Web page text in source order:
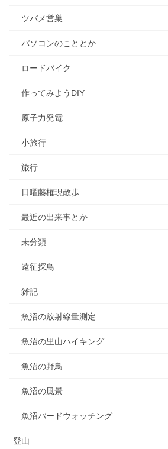
ツバメ営巣
パソコンのこととか
ロードバイク
作ってみようDIY
原子力発電
小旅行
旅行
日曜藤権現散歩
最近の出来事とか
未分類
遠征探鳥
雑記
魚沼の放射線量測定
魚沼の里山ハイキング
魚沼の野鳥
魚沼の風景
魚沼バードウォッチング
登山